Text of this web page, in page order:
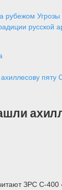
рубежом Угрозы
русской
пяту
ЗРС С-